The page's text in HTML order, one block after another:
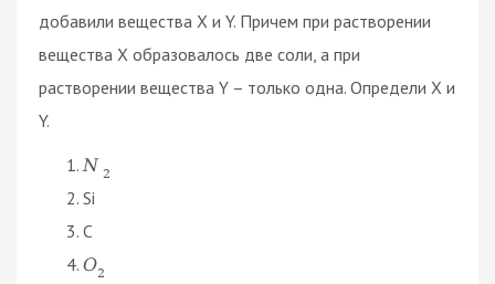
добавили вещества X и Y. Причем при растворении
вещества X образовалось две соли, а при
растворении вещества Y – только одна. Определи X и
Y.
N 2
Si
C
O2